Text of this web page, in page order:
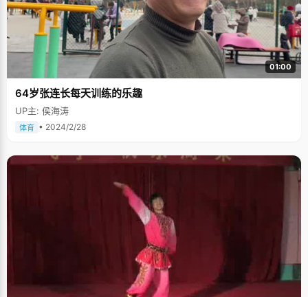
01:00
64岁张连长每天训练的乐趣
UP主: 侯海涛
体育 • 2024/2/28